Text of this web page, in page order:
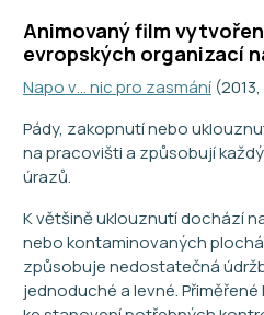
Animovaný film
evropských organizací
Napo v… nic pro zasmání
Pády, zakopnutí nebo
na pracovišti a způsobují
úrazů.
K většině uklouznutí dochází
nebo kontaminovaných
způsobuje nedostatečná
jednoduché a levné.